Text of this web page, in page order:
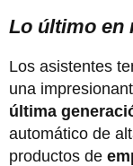
Lo último en
Los asistentes
una
última
automático de
productos de